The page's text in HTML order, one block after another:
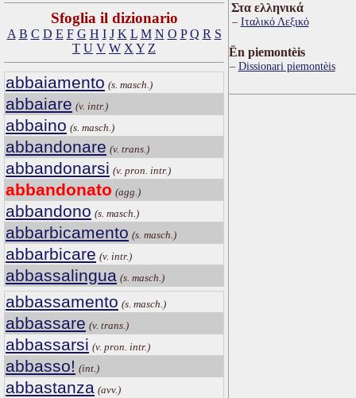
Sfoglia il dizionario
A B C D E F G H I J K L M N O P Q R S
T U V W X Y Z
abbaiamento (s. masch.)
abbaiare (v. intr.)
abbaino (s. masch.)
abbandonare (v. trans.)
abbandonarsi (v. pron. intr.)
abbandonato (agg.)
abbandono (s. masch.)
abbarbicamento (s. masch.)
abbarbicare (v. intr.)
abbassalingua (s. masch.)
abbassamento (s. masch.)
abbassare (v. trans.)
abbassarsi (v. pron. intr.)
abbasso! (int.)
abbastanza (avv.)
Στα ελληνικά
Ιταλικό Λεξικό
Ën piemontèis
Dissionari piemontèis